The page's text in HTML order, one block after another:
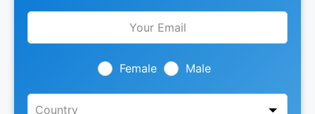
Leave
Female Male